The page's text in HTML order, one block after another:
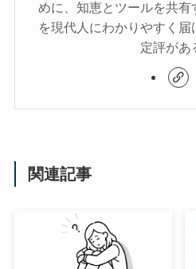
めに、知恵とツールを共
を現代人にわかりやすく
定評があ
関連記事